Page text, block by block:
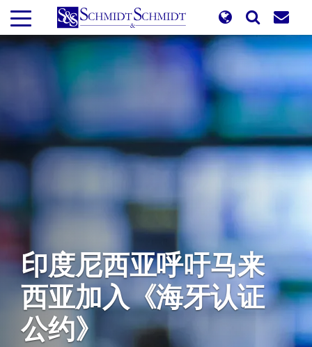
到
主
印度尼西亚呼吁马来
西亚加入《海牙认证
公约》